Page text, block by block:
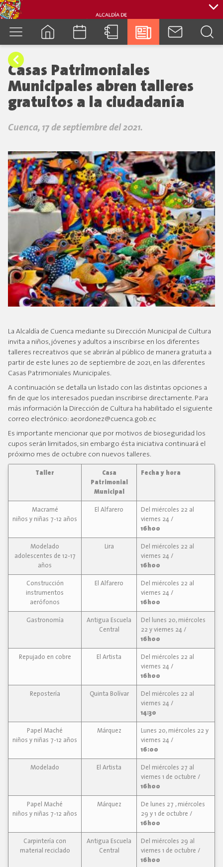
Casas Patrimoniales
Municipales abren talleres
gratuitos a la ciudadanía
Cuenca, 17 de septiembre del 2021.
La Alcaldía de Cuenca mediante su Dirección Municipal de Cultura
invita a niños, jóvenes y adultos a inscribirse en los diferentes
talleres recreativos que se abrirán al público de manera gratuita a
partir de este lunes 20 de septiembre de 2021, en las diferentes
Casas Patrimoniales Municipales.
A continuación se detalla un listado con las distintas opciones a
fin de que los interesados puedan inscribirse directamente. Para
más información la Dirección de Cultura ha habilitado el siguiente
correo electrónico: aeordonez@cuenca.gob.ec
Es importante mencionar que por motivos de bioseguridad los
cupos serán limitados, sin embargo ésta iniciativa continuará el
próximo mes de octubre con nuevos talleres.
Taller
Casa
Patrimonial
Municipal
Fecha y hora
Macramé
niños y niñas 7-12 años
El Alfarero
Del miércoles 22 al
viernes 24 /
16h00
Modelado
adolescentes de 12-17
años
Lira
Del miércoles 22 al
viernes 24 /
16h00
Construcción
instrumentos
aerófonos
El Alfarero
Del miércoles 22 al
viernes 24 /
16h00
Gastronomía
Antigua Escuela
Central
Del lunes 20, miércoles
22 y viernes 24 /
16h00
Repujado en cobre El Artista
Del miércoles 22 al
viernes 24 /
16h00
Repostería Quinta Bolívar
Del miércoles 22 al
viernes 24 /
14:30
Papel Maché
niños y niñas 7-12 años
Márquez
Lunes 20, miércoles 22 y
viernes 24 /
16:00
Modelado El Artista
Del miércoles 27 al
viernes 1 de octubre /
16h00
Papel Maché
niños y niñas 7-12 años
Márquez
De lunes 27 , miércoles
29 y 1 de octubre /
16h00
Carpintería con
material reciclado
Antigua Escuela
Central
Del miércoles 29 al
viernes 1 de octubre /
16h00